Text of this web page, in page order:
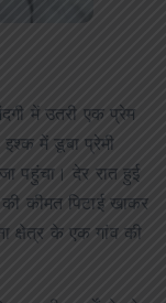
में उतरी एक प्रेम
में डूबा प्रेमी
पहुंचा। देर रात हुई
कीमत पिटाई खाकर
क्षेत्र के एक गांव की